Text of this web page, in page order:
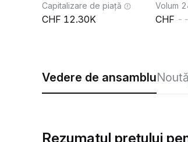
Capitalizare de piață
12.30K
Volum
--
Vedere de ansamblu
Rezumatul prețului